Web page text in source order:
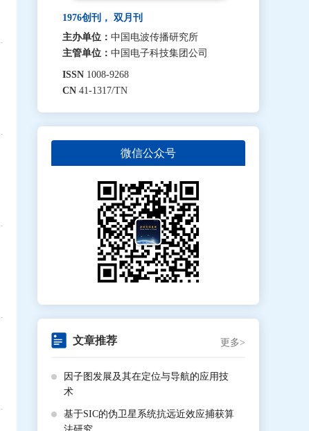
1976创刊， 双月刊
主办单位： 中国电波传播研究所
主管单位： 中国电子科技集团公司
ISSN 1008-9268
CN 41-1317/TN
微信公众号
文章推荐 更多>
因子图发展及其在定位与导航的应用技
术
基于SIC的伪卫星系统抗远近效应捕获算